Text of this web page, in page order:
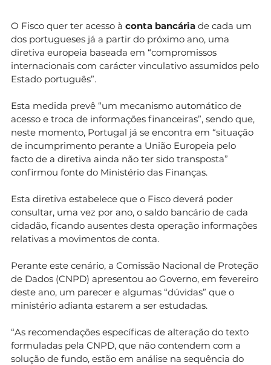
O Fisco quer ter acesso à conta bancária de cada um
dos portugueses já a partir do próximo ano, uma
diretiva europeia baseada em “compromissos
internacionais com carácter vinculativo assumidos pelo
Estado português”.
Esta medida prevê “um mecanismo automático de
acesso e troca de informações financeiras”, sendo que,
neste momento, Portugal já se encontra em “situação
de incumprimento perante a União Europeia pelo
facto de a diretiva ainda não ter sido transposta”
confirmou fonte do Ministério das Finanças.
Esta diretiva estabelece que o Fisco deverá poder
consultar, uma vez por ano, o saldo bancário de cada
cidadão, ficando ausentes desta operação informações
relativas a movimentos de conta.
Perante este cenário, a Comissão Nacional de Proteção
de Dados (CNPD) apresentou ao Governo, em fevereiro
deste ano, um parecer e algumas “dúvidas” que o
ministério adianta estarem a ser estudadas.
“As recomendações específicas de alteração do texto
formuladas pela CNPD, que não contendem com a
solução de fundo, estão em análise na sequência do